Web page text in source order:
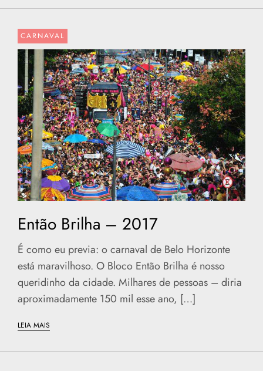
CARNAVAL
Então Brilha – 2017
É como eu previa: o carnaval de Belo Horizonte
está maravilhoso. O Bloco Então Brilha é nosso
queridinho da cidade. Milhares de pessoas – diria
aproximadamente 150 mil esse ano, […]
LEIA MAIS